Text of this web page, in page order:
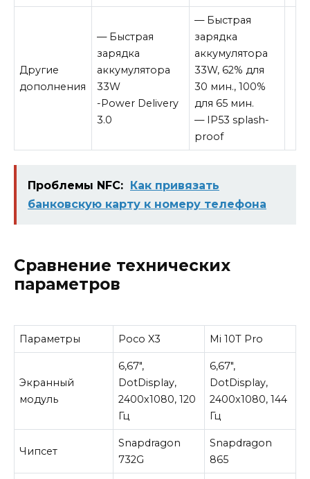
Другие
дополнения
— Быстрая
зарядка
аккумулятора
33W
-Power Delivery
3.0
— Быстрая
зарядка
аккумулятора
33W, 62% для
30 мин., 100%
для 65 мин.
— IP53 splash-
proof
Проблемы NFC:
Как привязать
банковскую карту к номеру телефона
Сравнение технических
параметров
Параметры Poco X3 Mi 10T Pro
Экранный
модуль
6,67″,
DotDisplay,
2400х1080, 120
Гц
6,67″,
DotDisplay,
2400х1080, 144
Гц
Чипсет
Snapdragon
732G
Snapdragon
865